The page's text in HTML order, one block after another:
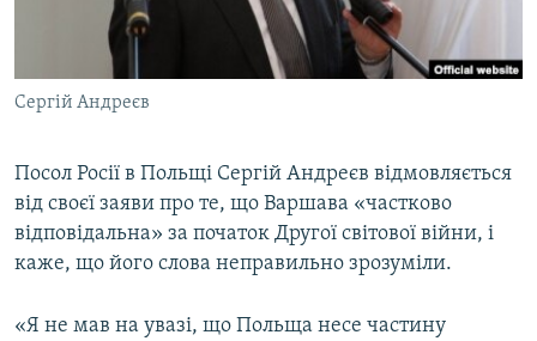
ПОДКАСТИ
КРИМ РЕАЛІЇ
УКР
КТАТ
ДОЛУЧАЙСЯ!
Сергій Андреєв
Посол Росії в Польщі Сергій Андреєв відмовляється
від своєї заяви про те, що Варшава «частково
відповідальна» за початок Другої світової війни, і
каже, що його слова неправильно зрозуміли.
«Я не мав на увазі, що Польща несе частину